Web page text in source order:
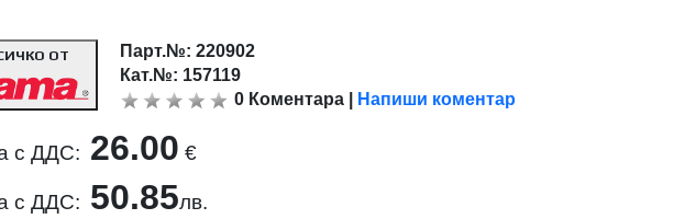
ОТ Парт.№: 220902
Кат.№: 157119
0 Коментара Напиши коментар
с ДДС: 26.00 €
с ДДС: 50.85лв.